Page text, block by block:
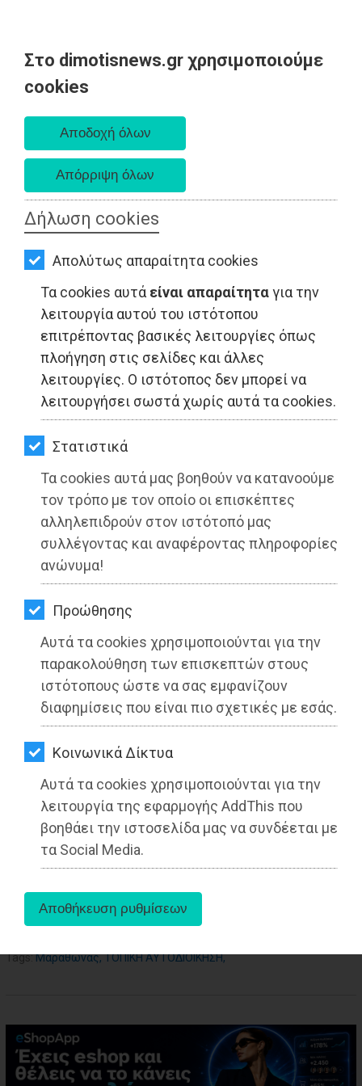
Στο dimotisnews.gr χρησιμοποιούμε
cookies
Δήλωση cookies
Απολύτως απαραίτητα cookies
Τα cookies αυτά είναι απαραίτηταγια την
λειτουργία αυτού του ιστότοπου
επιτρέποντας βασικές λειτουργίες όπως
πλοήγηση στις σελίδες και άλλες
λειτουργίες. Ο ιστότοπος δεν μπορεί να
λειτουργήσει σωστά χωρίς αυτά τα cookies.
Στατιστικά
Τα cookies αυτά μας βοηθούν να κατανοούμε
τον τρόπο με τον οποίο οι επισκέπτες
αλληλεπιδρούν στον ιστότοπό μας
συλλέγοντας και αναφέροντας πληροφορίες
ανώνυμα!
Προώθησης
Αυτά τα cookies χρησιμοποιούνται για την
παρακολούθηση των επισκεπτών στους
ιστότοπους ώστε να σας εμφανίζουν
διαφημίσεις που είναι πιο σχετικές με εσάς.
Kοινωνικά Δίκτυα
Αυτά τα cookies χρησιμοποιούνται για την
λειτουργία της εφαρμογής AddThis που
βοηθάει την ιστοσελίδα μας να συνδέεται με
τα Social Media.
AΡΧΙΚΗ
ΕΙΔΗΣΕΙΣ
ΠΟΛΙΤΙΚΗ
ΤΟΠΙΚΗ
ΑΥΤΟΔΙΟΙΚΗΣΗ
ΟΙΚΟΝΟΜΙΑ
ΑΘΛΗΤΙΣΜΟΣ
ΠΟΛΙΤΙΣΜΟΣ
ΣΠΙΤΙ-
ΚΗΠΟΣ
ΥΓΕΙΑ
LIFESTYLE
ΤΑΞΙΔΙΑ
ΕΞΟΔΟΣ
ΠΕΡΙΒΑΛΛΟΝ
ΚΑΤΟΙΚΙΔΙΟ
ΑΓΓΕΛΙΕΣ
ΕΦΗΜΕΡΙΔΕΣ
OΔΗΓΟΣ
ΑΓΟΡΑΣ
ΨΙΘΥΡΟΙ
ΑΠΟΣΤΟΛΗ
ΑΡΘΡΩΝ
ΤΟΠΙΚΗ ΑΥΤΟΔΙΟΙΚΗΣΗ - Μαραθώνας
Δήμος Μαραθώνος: Δεξαμενή
ανεφοδιασμού Ελικοπτέρων στο Άνω
Σούλι
Διαβάστηκε 4283 φορές
09-06-2022
Από τo Dimotisnews
aboutus
Tags:Μαραθώνας,ΤΟΠΙΚΗ ΑΥΤΟΔΙΟΙΚΗΣΗ,